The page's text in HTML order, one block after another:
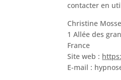
contacter en
Christine
1 Allée des
France
Site web :
E-mail :